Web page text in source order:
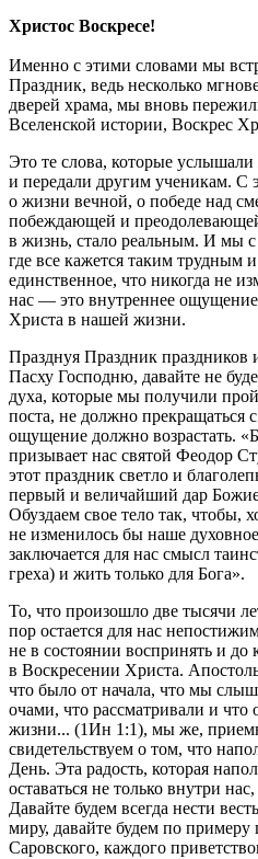
Христос Воскресе!
Именно с этими словами мы
Праздник, ведь несколько
дверей храма, мы вновь
Вселенской истории, Воскрес
Это те слова, которые
и передали другим ученикам. С
о жизни вечной, о победе над
побеждающей и
в жизнь, стало реальным. И мы
где все кажется таким трудным
единственное, что никогда не
нас — это внутреннее
Христа в нашей жизни.
Празднуя Праздник праздников
Пасху Господню, давайте не
духа, которые мы получили
поста, не должно прекращаться
ощущение должно возрастать.
призывает нас святой Феодор
этот праздник светло и
первый и величайший дар
Обуздаем свое тело так, чтобы,
не изменилось бы наше
заключается для нас смысл
греха) и жить только для Бога».
То, что произошло две тысячи
пор остается для нас
не в состоянии воспринять и до
в Воскресении Христа.
что было от начала, что мы
очами, что рассматривали и
жизни... (1Ин 1:1), мы же,
свидетельствуем о том, что
День. Эта радость, которая
оставаться не только внутри
Давайте будем всегда нести
миру, давайте будем по
Саровского, каждого